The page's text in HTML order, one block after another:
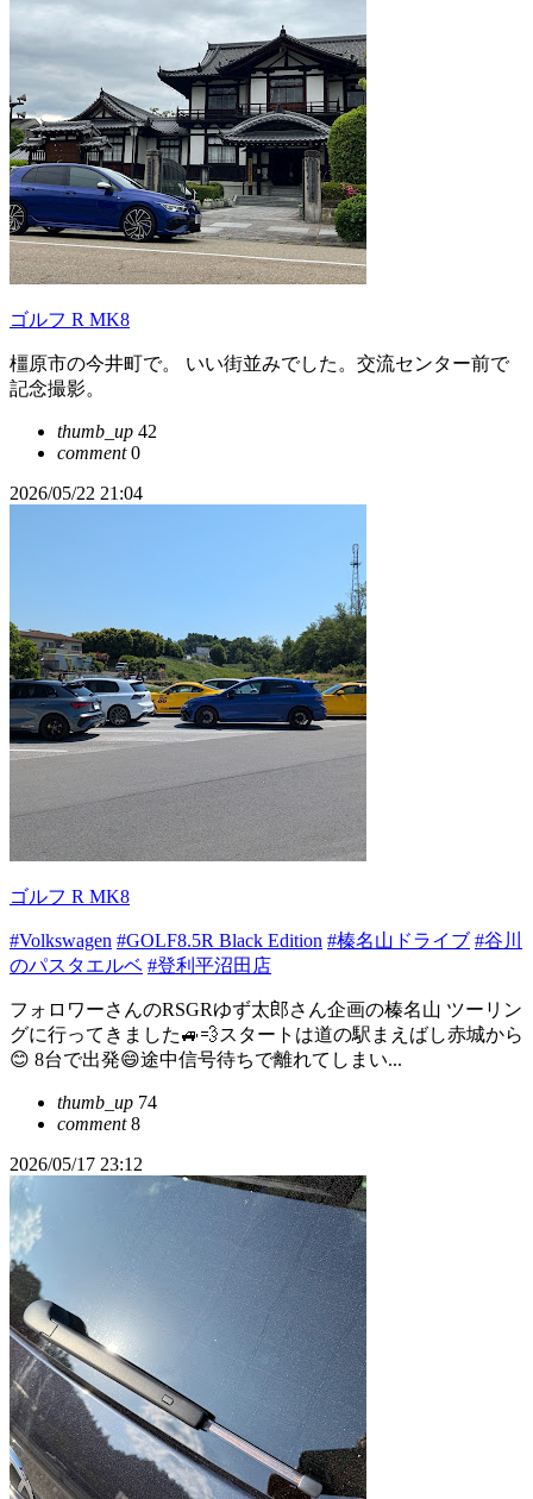
ゴルフ R MK8
橿原市の今井町で。 いい街並みでした。交流センター前で
記念撮影。
thumb_up 42
comment0
2026/05/22 21:04
ゴルフ R MK8
#Volkswagen #GOLF8.5R Black Edition #榛名山ドライブ #谷川
のパスタエルベ #登利平沼田店
フォロワーさんのRSGRゆず太郎さん企画の榛名山 ツーリン
グに行ってきました🚙💨スタートは道の駅まえばし赤城から
😊 8台で出発😄途中信号待ちで離れてしまい...
thumb_up 74
comment8
2026/05/17 23:12